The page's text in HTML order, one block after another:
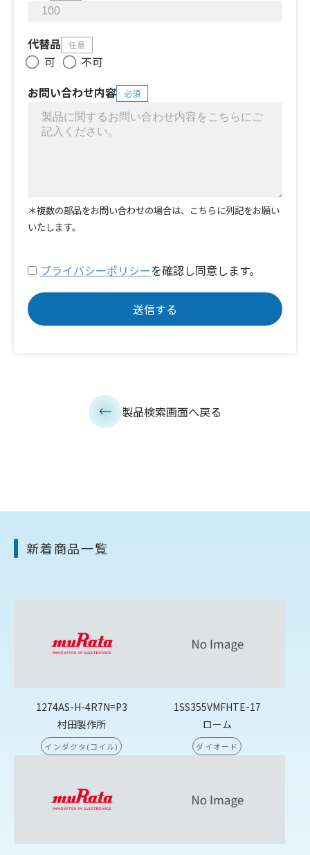
代替品 任意
可
不可
お問い合わせ内容
必須
＊複数の部品をお問い合わせの場合は、こちらに列記をお願い
いたします。
プライバシーポリシーを確認し同意します。
製品検索画面へ戻る
新着商品一覧
1274AS-H-4R7N=P3
村田製作所
インダクタ(コイル)
1SS355VMFHTE-17
ローム
ダイオード